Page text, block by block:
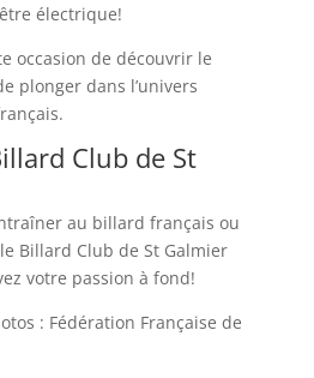
électrique!
occasion de découvrir le
plonger dans l’univers
Club de St
au billard français ou
Billard Club de St Galmier
votre passion à fond!
: Fédération Française de